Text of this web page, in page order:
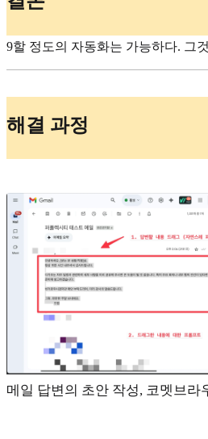
9할 정도의 자동화는 가능하다. 그
해결 과정
메일 답변의 초안 작성, 코멧브라